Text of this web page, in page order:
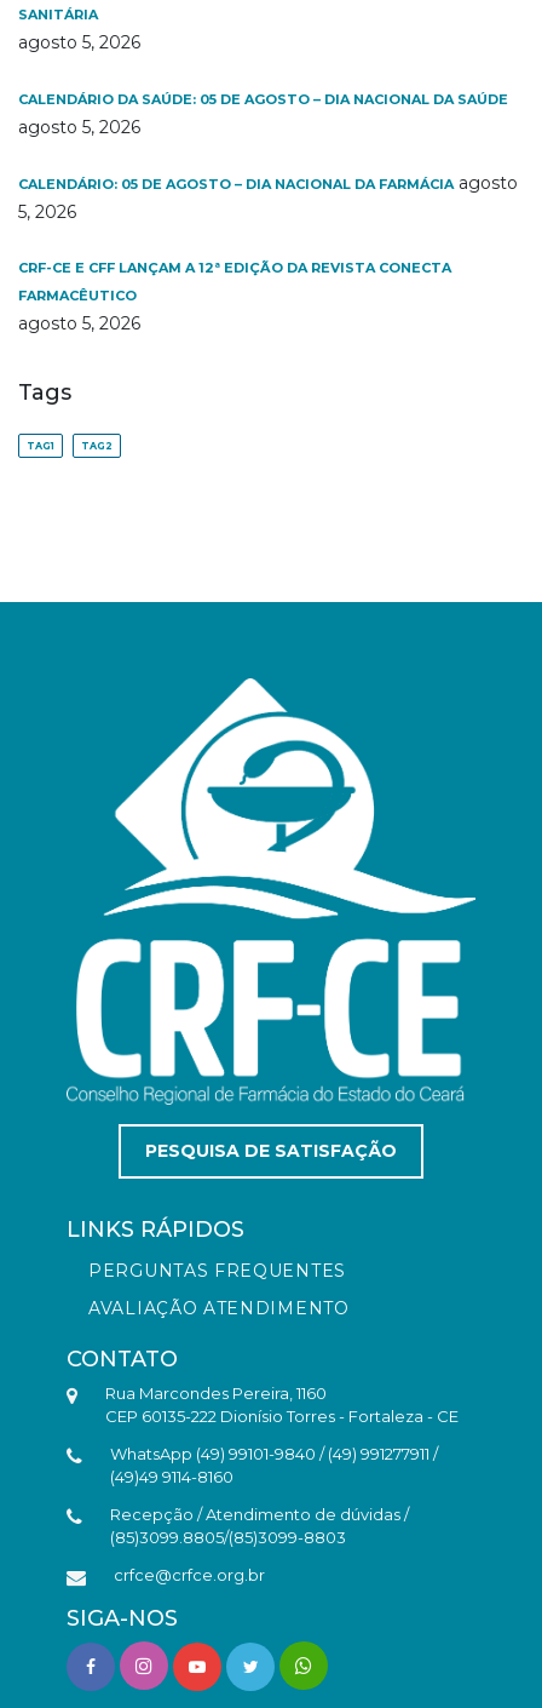
SANITÁRIA
agosto 5, 2026
CALENDÁRIO DA SAÚDE: 05 DE AGOSTO – DIA NACIONAL DA SAÚDE
agosto 5, 2026
CALENDÁRIO: 05 DE AGOSTO – DIA NACIONAL DA FARMÁCIA agosto
5, 2026
CRF-CE E CFF LANÇAM A 12ª EDIÇÃO DA REVISTA CONECTA
FARMACÊUTICO
agosto 5, 2026
Tags
TAG1 TAG2
PESQUISA DE SATISFAÇÃO
LINKS RÁPIDOS
PERGUNTAS FREQUENTES
AVALIAÇÃO ATENDIMENTO
CONTATO
Rua Marcondes Pereira, 1160
CEP 60135-222 Dionísio Torres - Fortaleza - CE
WhatsApp (49) 99101-9840 / (49) 991277911 /
(49)49 9114-8160
Recepção / Atendimento de dúvidas /
(85)3099.8805/(85)3099-8803
crfce@crfce.org.br
SIGA-NOS